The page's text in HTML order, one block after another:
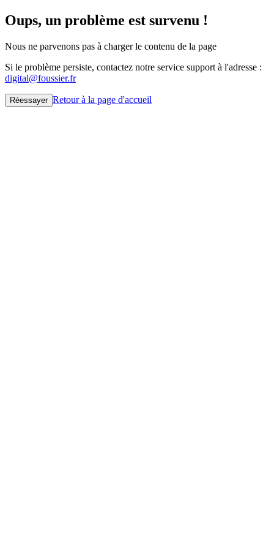
Oups, un problème est survenu !
Nous ne parvenons pas à charger le contenu de la page
Si le problème persiste, contactez notre service support à l'adresse :
digital@foussier.fr
Réessayer Retour à la page d'accueil